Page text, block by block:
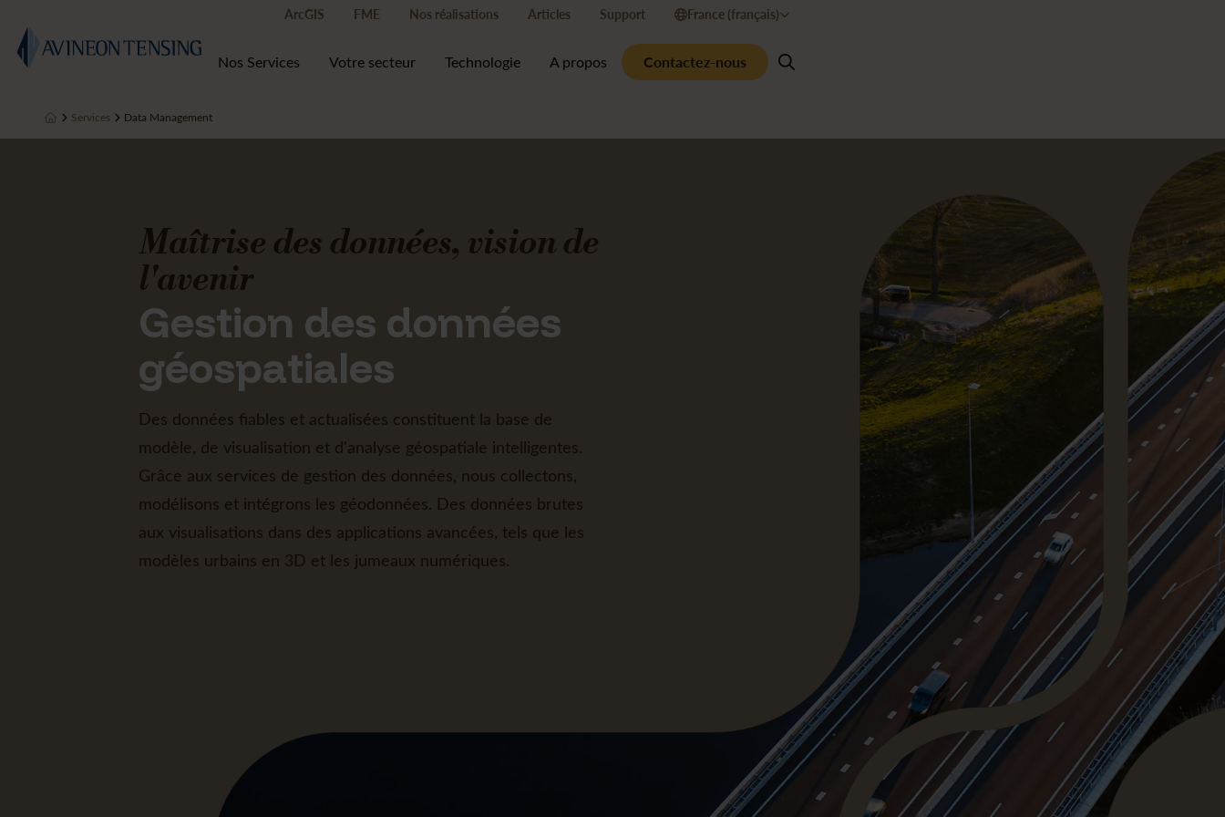
ArcGIS FME Nos réalisations Articles Support France (français)
Nos Services Votre secteur Technologie A propos Contactez-nous
Services Data Management
Maîtrise des données, vision de
l'avenir
Gestion des données
géospatiales
Des données fiables et actualisées constituent la base de
modèle, de visualisation et d'analyse géospatiale intelligentes.
Grâce aux services de gestion des données, nous collectons,
modélisons et intégrons les géodonnées. Des données brutes
aux visualisations dans des applications avancées, tels que les
modèles urbains en 3D et les jumeaux numériques.